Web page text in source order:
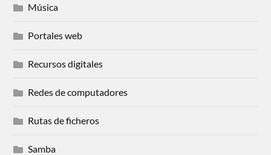
Música
Portales web
Recursos digitales
Redes de computadores
Rutas de ficheros
Samba